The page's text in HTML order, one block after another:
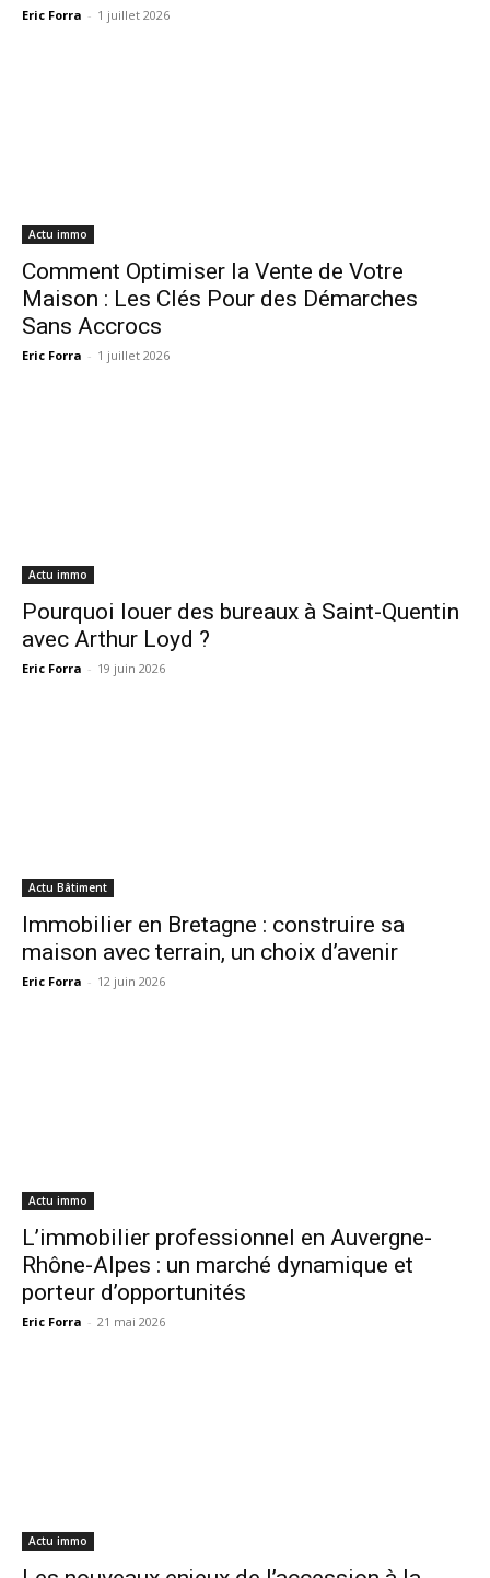
Eric Forra - 1 juillet 2026
Actu immo
Comment Optimiser la Vente de Votre
Maison : Les Clés Pour des Démarches
Sans Accrocs
Eric Forra - 1 juillet 2026
Actu immo
Pourquoi louer des bureaux à Saint-Quentin
avec Arthur Loyd ?
Eric Forra - 19 juin 2026
Actu Bâtiment
Immobilier en Bretagne : construire sa
maison avec terrain, un choix d’avenir
Eric Forra - 12 juin 2026
Actu immo
L’immobilier professionnel en Auvergne-
Rhône-Alpes : un marché dynamique et
porteur d’opportunités
Eric Forra - 21 mai 2026
Actu immo